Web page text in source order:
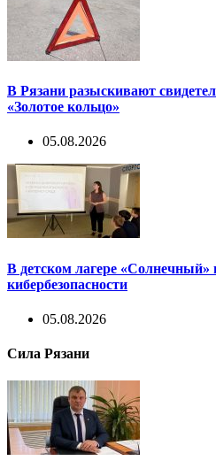
В Рязани разыскивают
«Золотое кольцо»
05.08.2026
В детском лагере
кибербезопасности
05.08.2026
Сила Рязани